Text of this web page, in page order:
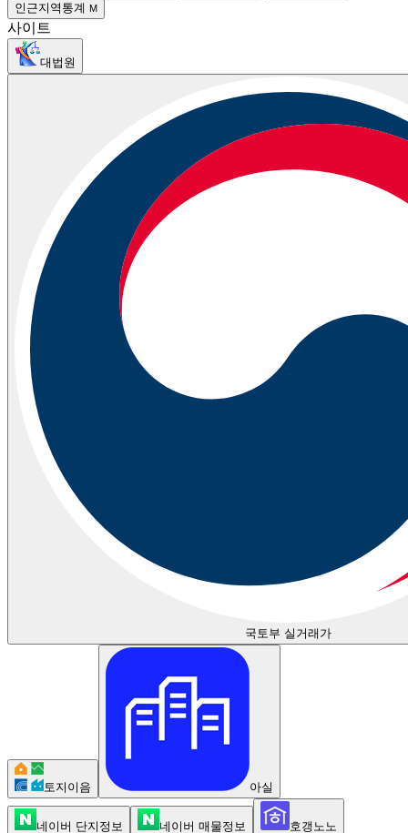
인근지역통계 M
사이트
대법원
국토부 실거래가
토지이음 아실
네이버 단지정보 네이버 매물정보
호갱노노